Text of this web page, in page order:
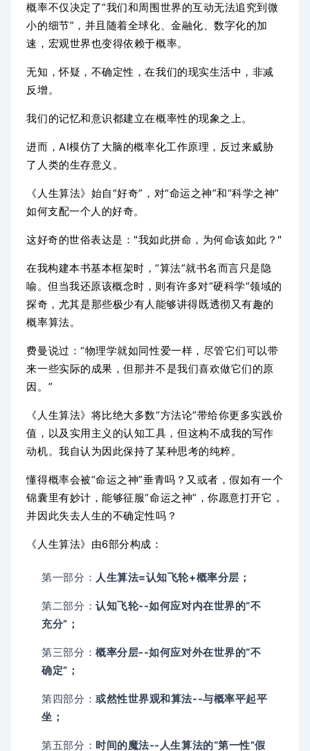
概率不仅决定了“我们和周围世界的互动无法追究到微
小的细节”，并且随着全球化、金融化、数字化的加
速，宏观世界也变得依赖于概率。
无知，怀疑，不确定性，在我们的现实生活中，非减
反增。
我们的记忆和意识都建立在概率性的现象之上。
进而，AI模仿了大脑的概率化工作原理，反过来威胁
了人类的生存意义。
《人生算法》始自“好奇”， 对“命运之神”和“科学之神”
如何支配一个人的好奇。
这好奇的世俗表达是："我如此拼命，为何命该如此？"
在我构建本书基本框架时，“算法”就书名而言只是隐
喻。但当我还原该概念时，则有许多对“硬科学”领域的
探奇， 尤其是那些极少有人能够讲得既透彻又有趣的
概率算法。
费曼说过：“物理学就如同性爱一样，尽管它们可以带
来一些实际的成果，但那并不是我们喜欢做它们的原
因。”
《人生算法》将比绝大多数“方法论”带给你更多实践价
值， 以及 实用主义的认知工具， 但这构不成我的写作
动机。我自认为因此保持了某种思考的纯粹。
懂得概率会被“命运之神”垂青吗？又或者，假如有一个
锦囊里有妙计，能够征服“命运之神”，你愿意打开它，
并因此失去人生的不确定性吗？
《人生算法》由6部分构成：
第一部分： 人生算法=认知飞轮+概率分层；
第二部分：认知飞轮--如何应对内在世界的“不
充分”；
第三部分：概率分层--如何应对外在世界的“不
确定”；
第四部分：或然性世界观和算法--与概率平起平
坐；
第五部分： 时间的魔法--人生算法的“第一性”假